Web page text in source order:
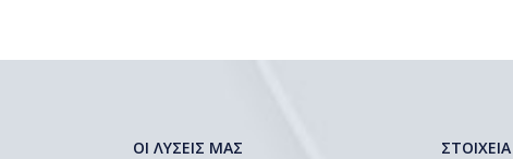
ΟΙ ΛΥΣΕΙΣ ΜΑΣ